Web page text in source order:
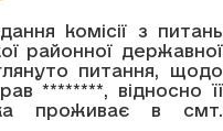
комісії з питань
районної державної
питання, щодо
********, відносно її
проживає в смт.